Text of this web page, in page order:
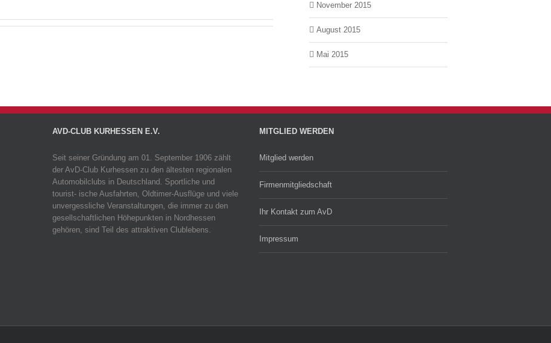
November 2015
August 2015
Mai 2015
AVD-CLUB KURHESSEN E.V.
Seit seiner Gründung am 01. September 1906 zählt
der AvD-Club Kurhessen zu den ältesten regionalen
Automobilclubs in Deutschland. Sportliche und
tourist- ische Ausfahrten, Oldtimer-Ausflüge und viele
unvergessliche Veranstaltungen, die immer zu den
gesellschaftlichen Höhepunkten in Nordhessen
gehören, sind Teil des attraktiven Clublebens.
MITGLIED WERDEN
Mitglied werden
Firmenmitgliedschaft
Ihr Kontakt zum AvD
Impressum